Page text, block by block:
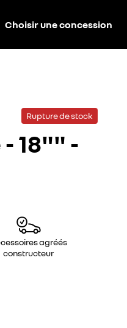
Choisir une concession
Rupture de stock
18"" -
agréés
constructeur